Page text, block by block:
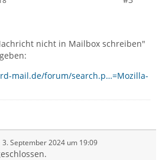
nicht in Mailbox schreiben"
mail.de/forum/search.p…=Mozilla-
3. September 2024 um 19:09